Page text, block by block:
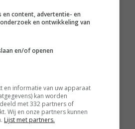
deel van de
lanceert de
in de
dat
op moment van
dat er al
gaan dat
en content, advertentie- en
en ontwikkeling van
en/of openen
en informatie van uw apparaat
kan worden
met 332 partners of
Wij en onze partners kunnen
Lijst met partners.